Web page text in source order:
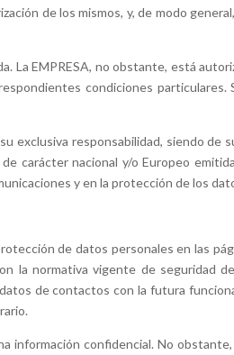
de los mismos, y, de modo
EMPRESA, no obstante, está
condiciones particulares.
exclusiva responsabilidad, siendo de
carácter nacional y/o Europeo
y en la protección de los
de datos personales en las
la normativa vigente de seguridad
de contactos con la futura
información confidencial. No